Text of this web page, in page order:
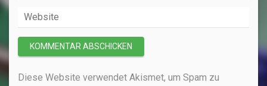
Diese Website verwendet Akismet, um Spam zu